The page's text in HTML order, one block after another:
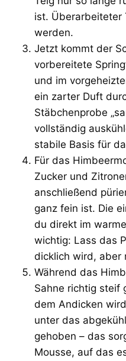
ist. Überarbeiteter
werden.
Jetzt kommt der
vorbereitete
und im
ein zarter Duft
Stäbchenprobe
vollständig
stabile Basis für
Für das
Zucker und
anschließend
ganz fein ist. Die
du direkt im
wichtig: Lass das
dicklich wird, aber
Während das
Sahne richtig steif
dem Andicken
unter das
gehoben – das
Mousse, auf das